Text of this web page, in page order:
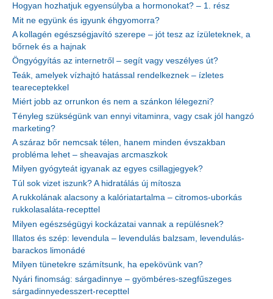
Hogyan hozhatjuk egyensúlyba a hormonokat? – 1. rész
Mit ne együnk és igyunk éhgyomorra?
A kollagén egészségjavító szerepe – jót tesz az ízületeknek, a
bőrnek és a hajnak
Öngyógyítás az internetről – segít vagy veszélyes út?
Teák, amelyek vízhajtó hatással rendelkeznek – ízletes
teareceptekkel
Miért jobb az orrunkon és nem a szánkon lélegezni?
Tényleg szükségünk van ennyi vitaminra, vagy csak jól hangzó
marketing?
A száraz bőr nemcsak télen, hanem minden évszakban
probléma lehet – sheavajas arcmaszkok
Milyen gyógyteát igyanak az egyes csillagjegyek?
Túl sok vizet iszunk? A hidratálás új mítosza
A rukkolának alacsony a kalóriatartalma – citromos-uborkás
rukkolasaláta-recepttel
Milyen egészségügyi kockázatai vannak a repülésnek?
Illatos és szép: levendula – levendulás balzsam, levendulás-
barackos limonádé
Milyen tünetekre számítsunk, ha epekövünk van?
Nyári finomság: sárgadinnye – gyömbéres-szegfűszeges
sárgadinnyedesszert-recepttel